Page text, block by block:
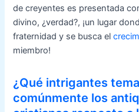
de creyentes es presentada
divino, ¿verdad?, ¡un lugar
fraternidad y se busca el
miembro!
¿Qué intrigantes
comúnmente los